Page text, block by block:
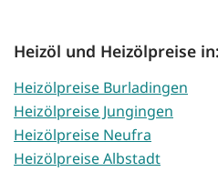
Heizöl und Heizölpreise in:
Heizölpreise Burladingen
Heizölpreise Jungingen
Heizölpreise Neufra
Heizölpreise Albstadt